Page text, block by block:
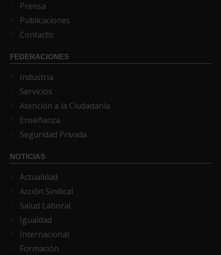
Prensa
Publicaciones
Contacto
FEDERACIONES
Industria
Servicios
Atención a la Ciudadanía
Enseñanza
Seguridad Privada
NOTICIAS
Actualidad
Acción Sindical
Salud Laboral
Igualdad
Internacional
Formación